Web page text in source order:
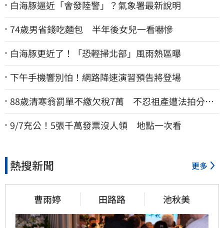
白海豚逼近「會發陸警」？氣象署最新說明
74歲男省錢吃麵包 半年後女兒一看嚇慘
白海豚更近了！「恐輕掃北部」風雨熱區曝
下午手機響別怕！網路降速演習預告將登場
88歲清寒翁罰單不繳欠稅7萬 不忍祖產遭法拍分
割 家族按月代繳償債
9/7充公！5張千萬發票沒人領 地點一次看
熱搜新聞 更多
曹雨婷 田路路 池秋美